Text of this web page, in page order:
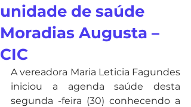
unidade de saúde
Moradias Augusta –
CIC
A vereadora Maria Leticia Fagundes
iniciou a agenda saúde desta
segunda -feira (30) conhecendo a